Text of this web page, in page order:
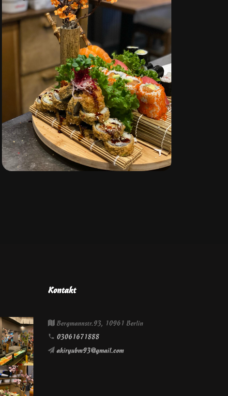
Kontakt
Bergmannstr.93, 10961 Berlin
03061671888
akiryubm93@gmail.com